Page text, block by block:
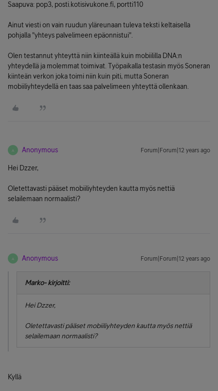
Saapuva: pop3, posti.kotisivukone.fi, portti110
Ainut viesti on vain ruudun yläreunaan tuleva teksti keltaisella
pohjalla "yhteys palvelimeen epäonnistui".
Olen testannut yhteyttä niin kiinteällä kuin mobiililla DNA:n
yhteydellä ja molemmat toimivat. Työpaikalla testasin myös Soneran
kiinteän verkon joka toimi niin kuin piti, mutta Soneran
mobiiliyhteydellä en taas saa palvelimeen yhteyttä ollenkaan.
A Anonymous Forum|Forum|12 years ago
Hei Dzzer,
Oletettavasti pääset mobiiliyhteyden kautta myös nettiä
selailemaan normaalisti?
A Anonymous Forum|Forum|12 years ago
Marko- kirjoitti:
Hei Dzzer,
Oletettavasti pääset mobiiliyhteyden kautta myös nettiä
selailemaan normaalisti?
Kyllä